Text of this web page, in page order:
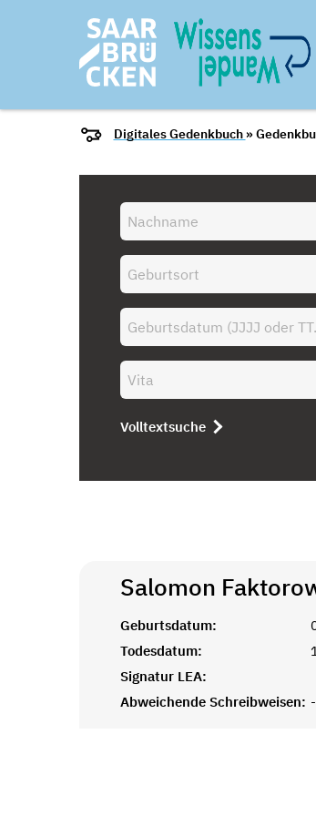
Digitales Gedenkbuch »
Volltextsuche
Salomon
Geburtsdatum:
Todesdatum:
Signatur LEA:
Abweichende Schreibweisen: -